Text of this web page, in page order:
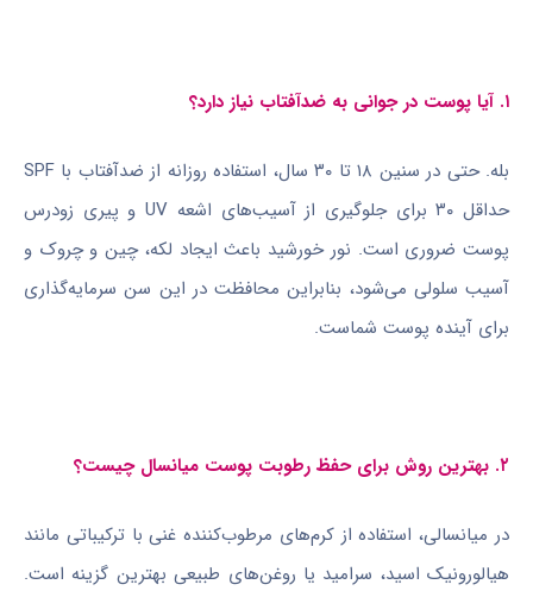
۱. آیا پوست در جوانی به ضدآفتاب نیاز دارد؟
بله. حتی در سنین ۱۸ تا ۳۰ سال، استفاده روزانه از ضدآفتاب با SPF
حداقل ۳۰ برای جلوگیری از آسیب‌های اشعه UV و پیری زودرس
پوست ضروری است. نور خورشید باعث ایجاد لکه، چین و چروک و
آسیب سلولی می‌شود، بنابراین محافظت در این سن سرمایه‌گذاری
برای آینده پوست شماست.
۲. بهترین روش برای حفظ رطوبت پوست میانسال چیست؟
در میانسالی، استفاده از کرم‌های مرطوب‌کننده غنی با ترکیباتی مانند
هیالورونیک اسید، سرامید یا روغن‌های طبیعی بهترین گزینه است.